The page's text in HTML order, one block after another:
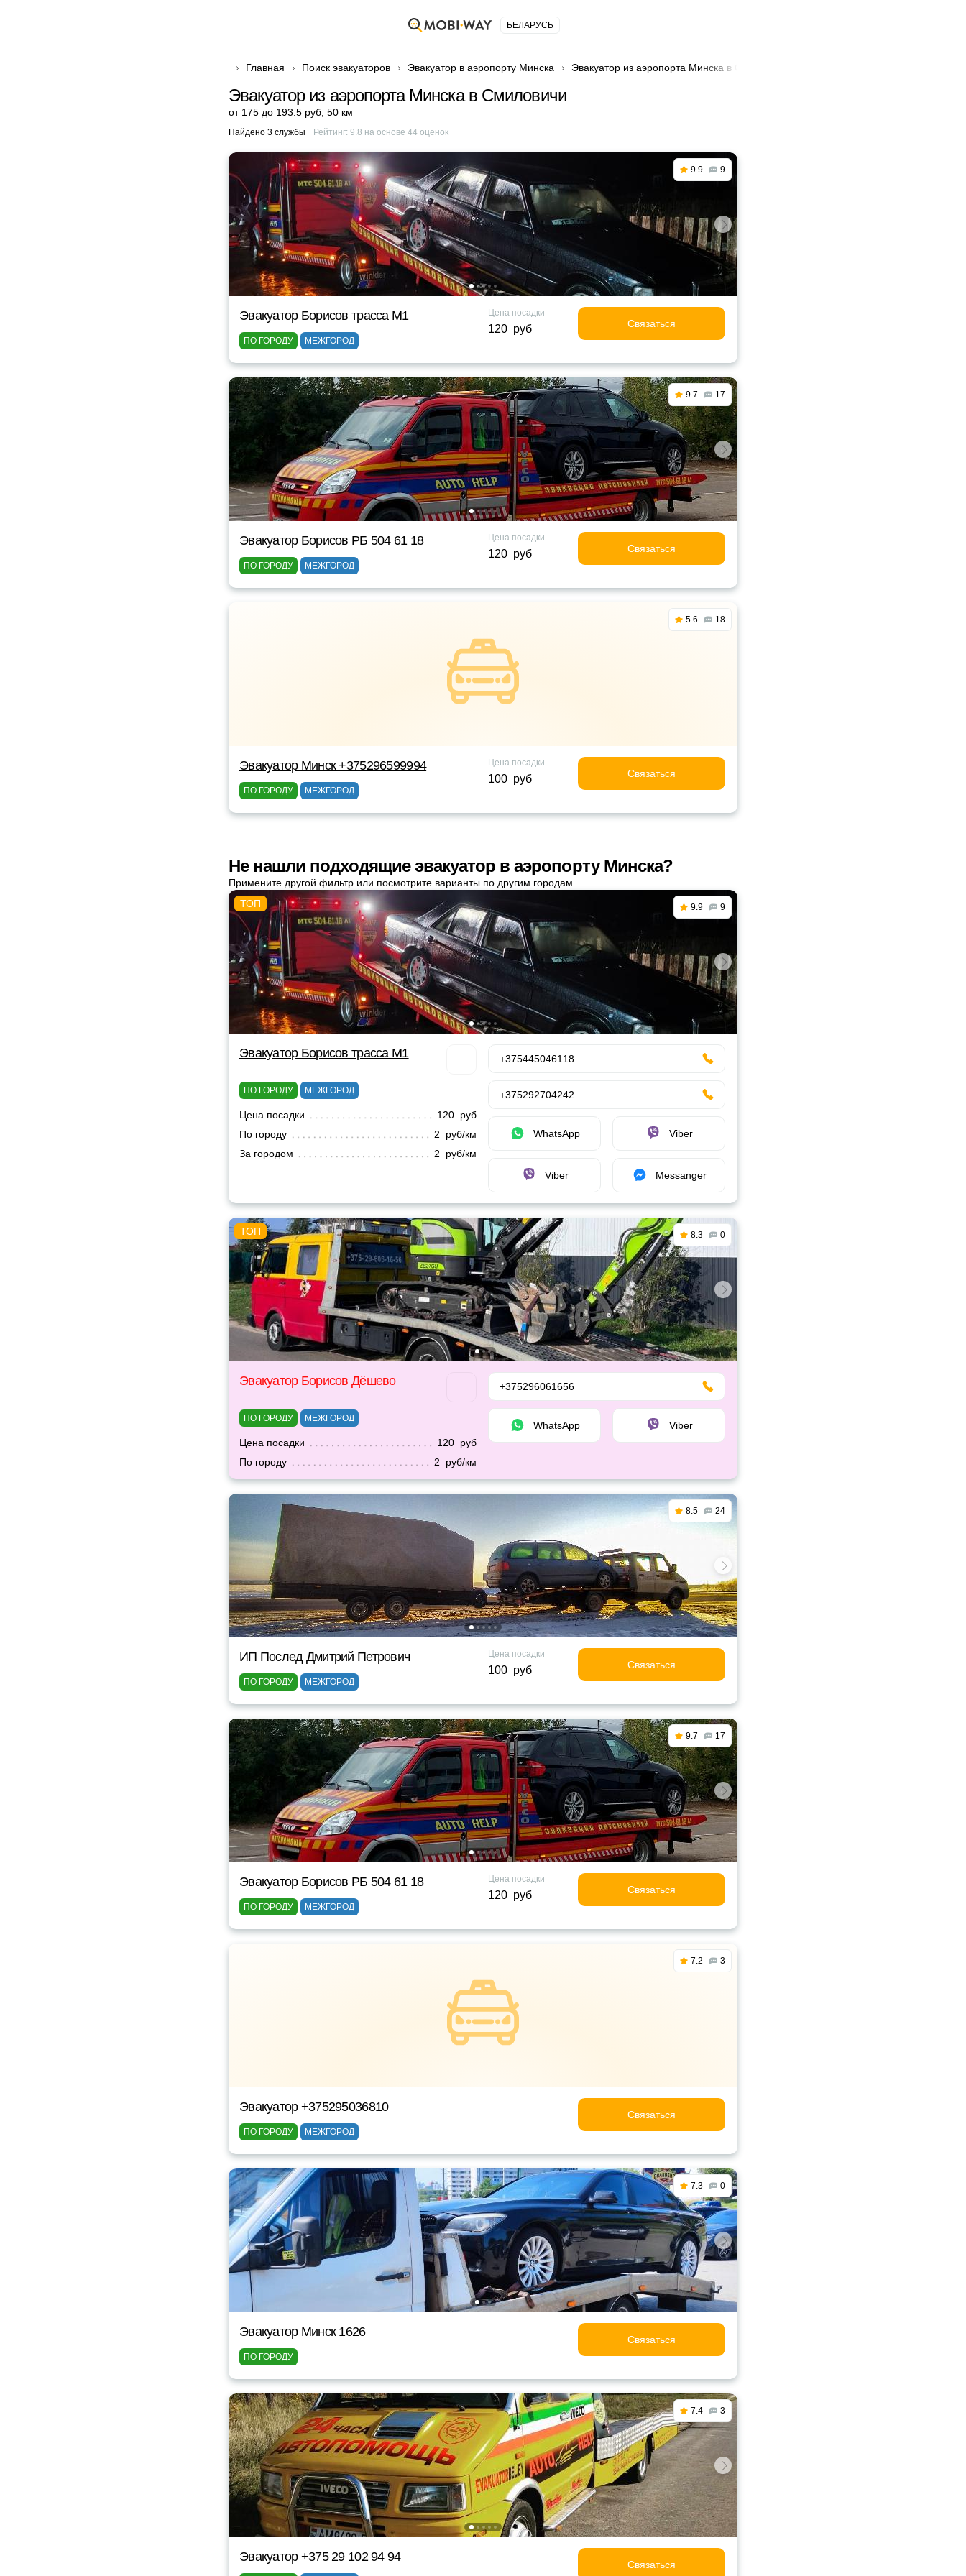
БЕЛАРУСЬ
Главная Поиск эвакуаторов Эвакуатор в аэропорту Минска Эвакуатор из аэропорта Минска в Смиловичи
Эвакуатор из аэропорта Минска в Смиловичи
от 175 до 193.5 руб 50 км
Найдено 3 службы Рейтинг: 9.8 на основе 44оценок
9.9 9
Эвакуатор Борисов трасса М1
ПО ГОРОДУ МЕЖГОРОД
Цена посадки
120 руб Связаться
9.7 17
Эвакуатор Борисов РБ 504 61 18
ПО ГОРОДУ МЕЖГОРОД
Цена посадки
120 руб Связаться
5.6 18
Эвакуатор Минск +375296599994
ПО ГОРОДУ МЕЖГОРОД
Цена посадки
100 руб Связаться
Не нашли подходящие эвакуатор в аэропорту Минска?
Примените другой фильтр или посмотрите варианты по другим городам
9.9 9
Эвакуатор Борисов трасса М1
ПО ГОРОДУ МЕЖГОРОД
Цена посадки
120 руб
По городу
2 руб/км
За городом
2 руб/км
+375445046118
+375292704242
WhatsApp Viber
Viber Messanger
8.3 0
Эвакуатор Борисов Дёшево
ПО ГОРОДУ МЕЖГОРОД
Цена посадки
120 руб
По городу
2 руб/км
+375296061656
WhatsApp Viber
8.5 24
ИП Послед Дмитрий Петрович
ПО ГОРОДУ МЕЖГОРОД
Цена посадки
100 руб Связаться
9.7 17
Эвакуатор Борисов РБ 504 61 18
ПО ГОРОДУ МЕЖГОРОД
Цена посадки
120 руб Связаться
7.2 3
Эвакуатор +375295036810
ПО ГОРОДУ МЕЖГОРОД
Связаться
7.3 0
Эвакуатор Минск 1626
ПО ГОРОДУ
Связаться
7.4 3
Эвакуатор +375 29 102 94 94
Связаться